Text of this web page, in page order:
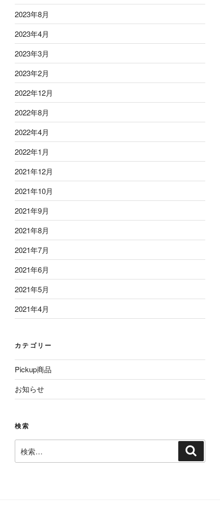
2023年8月
2023年4月
2023年3月
2023年2月
2022年12月
2022年8月
2022年4月
2022年1月
2021年12月
2021年10月
2021年9月
2021年8月
2021年7月
2021年6月
2021年5月
2021年4月
カテゴリー
Pickup商品
お知らせ
検索
検
索: